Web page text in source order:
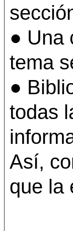
● Una
tema
●
todas
Así,
que la